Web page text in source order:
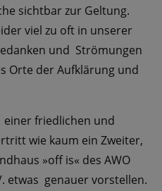
sichtbar zur Geltung.
viel zu oft in unserer
und Strö­mungen
Orte der Aufklärung und
friedlichen und
wie kaum ein Zweiter,
»off is« des AWO
etwas genauer vorstellen.